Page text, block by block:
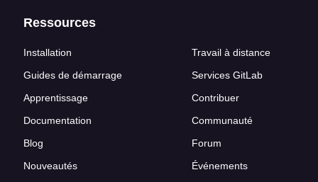
Ressources
Installation
Guides de démarrage
Apprentissage
Documentation
Blog
Nouveautés
Travail à distance
Services GitLab
Contribuer
Communauté
Forum
Événements